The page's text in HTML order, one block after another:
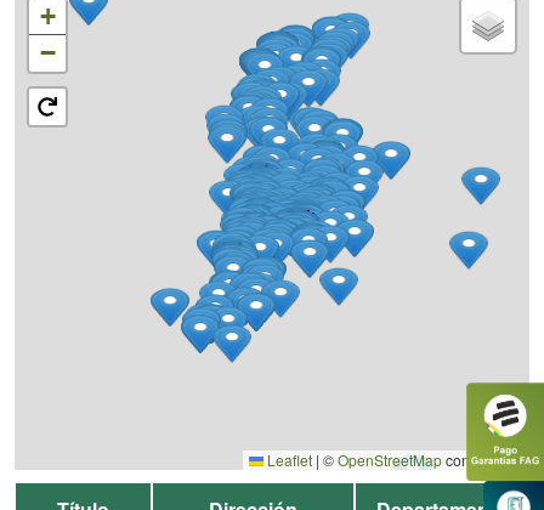
+
−
Leaflet | ©OpenStreetMapcontributors